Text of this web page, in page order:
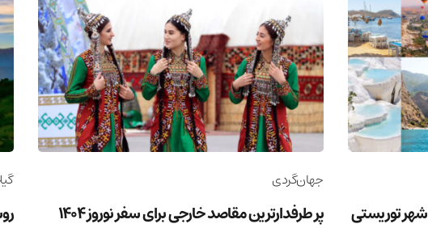
ترکیه فقط استانبول نیست! معرفی 10 شهر توریستی
جهان‌گردی
پر طرفدارترین مقاصد خارجی برای سفر نوروز 1404